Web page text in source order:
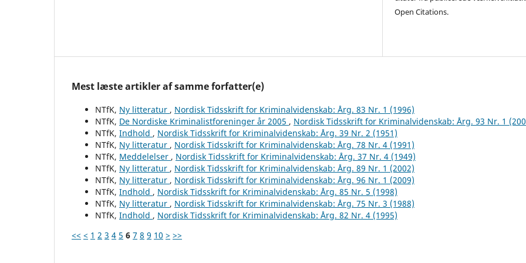
Open Citations.
Mest læste artikler af samme forfatter(e)
NTfK, Ny litteratur , Nordisk Tidsskrift for Kriminalvidenskab: Årg. 83 Nr. 1 (1996)
NTfK, De Nordiske Kriminalistforeninger år 2005 , Nordisk Tidsskrift for Kriminalvidenskab: Årg. 93 Nr. 1
NTfK, Indhold , Nordisk Tidsskrift for Kriminalvidenskab: Årg. 39 Nr. 2 (1951)
NTfK, Ny litteratur , Nordisk Tidsskrift for Kriminalvidenskab: Årg. 78 Nr. 4 (1991)
NTfK, Meddelelser , Nordisk Tidsskrift for Kriminalvidenskab: Årg. 37 Nr. 4 (1949)
NTfK, Ny litteratur , Nordisk Tidsskrift for Kriminalvidenskab: Årg. 89 Nr. 1 (2002)
NTfK, Ny litteratur , Nordisk Tidsskrift for Kriminalvidenskab: Årg. 96 Nr. 1 (2009)
NTfK, Indhold , Nordisk Tidsskrift for Kriminalvidenskab: Årg. 85 Nr. 5 (1998)
NTfK, Ny litteratur , Nordisk Tidsskrift for Kriminalvidenskab: Årg. 75 Nr. 3 (1988)
NTfK, Indhold , Nordisk Tidsskrift for Kriminalvidenskab: Årg. 82 Nr. 4 (1995)
<< < 1 2 3 4 5 6 7 8 9 10 > >>